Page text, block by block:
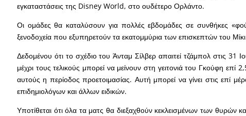
εγκαταστάσεις της Disney World, στο ουδέτερο Ορλάντο.
Οι ομάδες θα καταλύσουν για πολλές εβδομάδες σε συνθήκες
ξενοδοχεία που εξυπηρετούν τα εκατομμύρια των επισκεπτών του
Δεδομένου ότι το σχέδιο του Άνταμ Σίλβερ απαιτεί τζάμπολ στις 31
μέχρι τους τελικούς μπορεί να μείνουν στη γειτονιά του Γκούφη επί
αυτούς η περίοδος προετοιμασίας. Αυτή μπορεί να γίνει στις επί
επιδημιολόγων και άλλων ειδικών.
Υποτίθεται ότι όλα τα ματς θα διεξαχθούν κεκλεισμένων των θυρών